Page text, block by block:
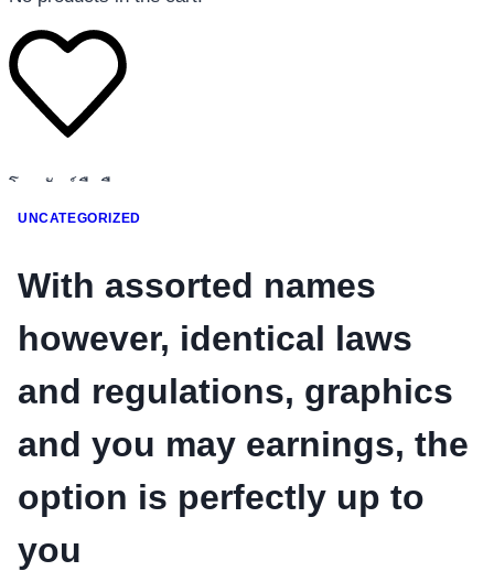
โทรศัพท์มือถือ
โทรศัพท์มือถือ
อุปกรณ์เสริมโทรศัพท์
สินค้าตามแบรนด์
UNCATEGORIZED
With assorted names
however, identical laws
and regulations, graphics
and you may earnings, the
option is perfectly up to
you